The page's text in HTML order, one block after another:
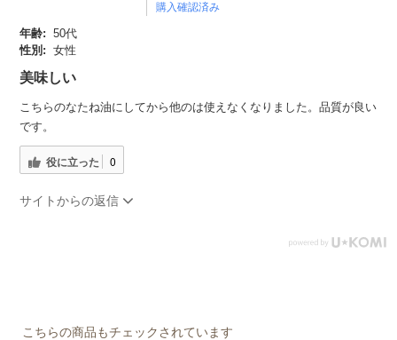
購入確認済み
年齢: 50代
性別: 女性
美味しい
こちらのなたね油にしてから他のは使えなくなりました。品質が良い
です。
役に立った 0
サイトからの返信
こちらの商品もチェックされています